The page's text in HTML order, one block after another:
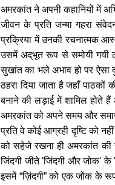
अमरकांत ने अपनी कहानियों में
जीवन के प्रति जन्मा गहरा
प्रक्रिया में उनकी रचनात्मक
उसमें अद्‌भूत रूप से समोयी गयी
सुखांत का भले अभाव हो पर ऐसा
ठहरा दिया जाता है जहाँ
बनाने की लड़ाई में शामिल होते
अमरकांत को अपने समय और
प्रति वे कोई आग्रही दृष्टि को
को सहेजे रखना ही अमरकांत की
जिंदगी जीते 'जिंदगी और जोक' के
इसमें “ज़िंदगी” को एक जोंक के